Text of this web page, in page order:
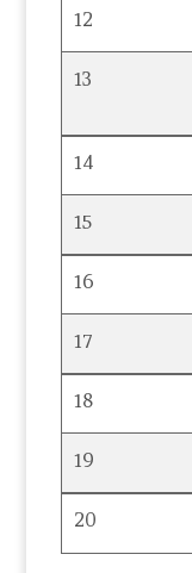
12
13
14
15
16
17
18
19
20